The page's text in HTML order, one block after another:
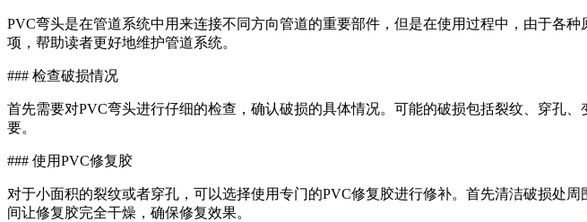
PVC弯头是在管道系统中用来连接不同方向管道的重要部件，但是在使用过程中，由于各
项，帮助读者更好地维护管道系统。
### 检查破损情况
首先需要对PVC弯头进行仔细的检查，确认破损的具体情况。可能的破损包括裂纹、穿孔
要。
### 使用PVC修复胶
对于小面积的裂纹或者穿孔，可以选择使用专门的PVC修复胶进行修补。首先清洁破损处
间让修复胶完全干燥，确保修复效果。